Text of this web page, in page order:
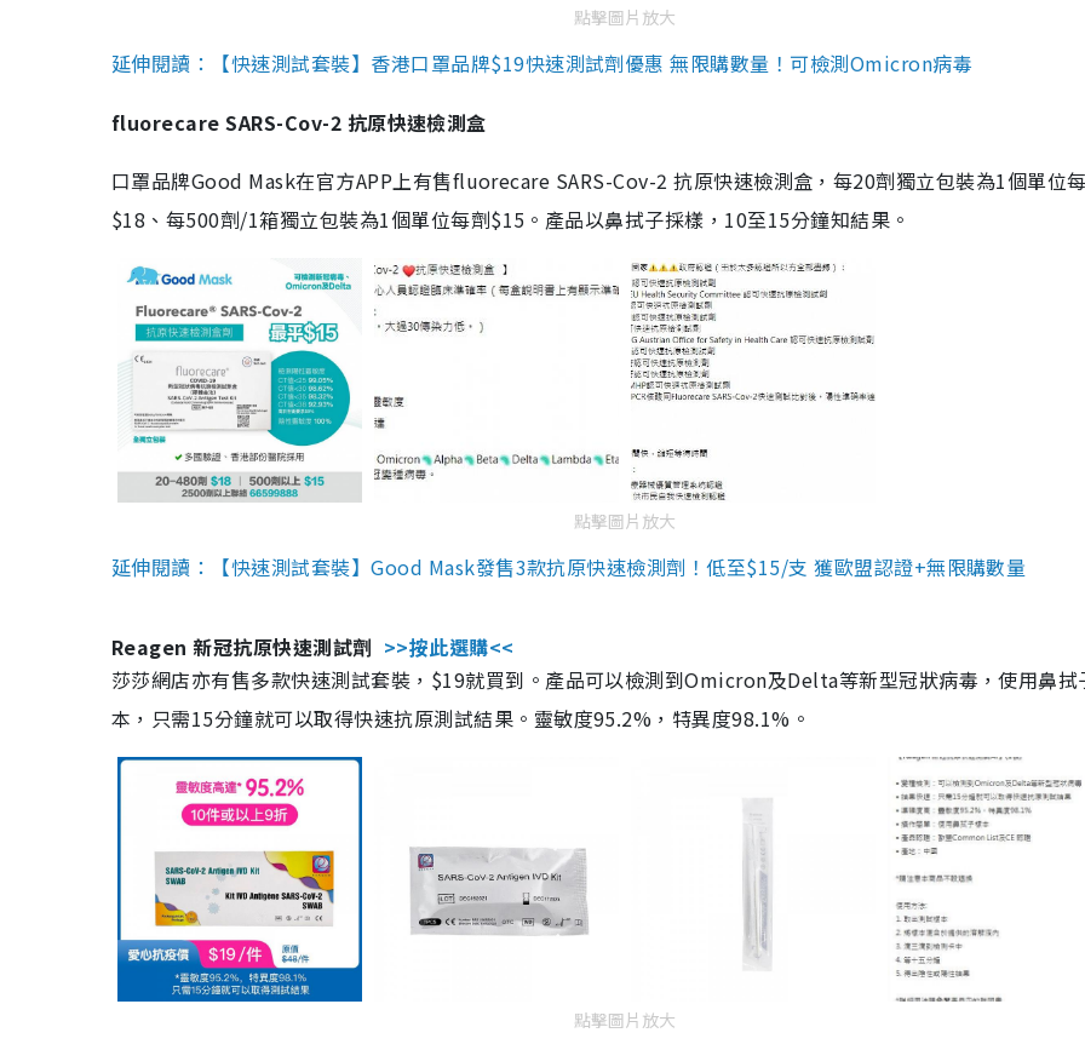
點擊圖片放大
延伸閱讀：【快速測試套裝】香港口罩品牌$19快速測試劑優惠 無限購數量！可檢測Omicron病毒
fluorecare SARS-Cov-2 抗原快速檢測盒
口罩品牌Good Mask在官方APP上有售fluorecare SARS-Cov-2 抗原快速檢測盒，每20劑獨立包裝為1個單位
$18、每500劑/1箱獨立包裝為1個單位每劑$15。產品以鼻拭子採樣，10至15分鐘知結果。
點擊圖片放大
延伸閱讀：【快速測試套裝】Good Mask發售3款抗原快速檢測劑！低至$15/支 獲歐盟認證+無限購數量
Reagen 新冠抗原快速測試劑 >>按此選購<<
莎莎網店亦有售多款快速測試套裝，$19就買到。產品可以檢測到Omicron及Delta等新型冠狀病毒，使用鼻拭
本，只需15分鐘就可以取得快速抗原測試結果。靈敏度95.2%，特異度98.1%。
點擊圖片放大